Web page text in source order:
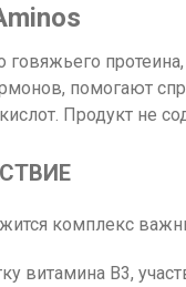
говяжьего
помогают
Продукт не
комплекс
витамина B3,